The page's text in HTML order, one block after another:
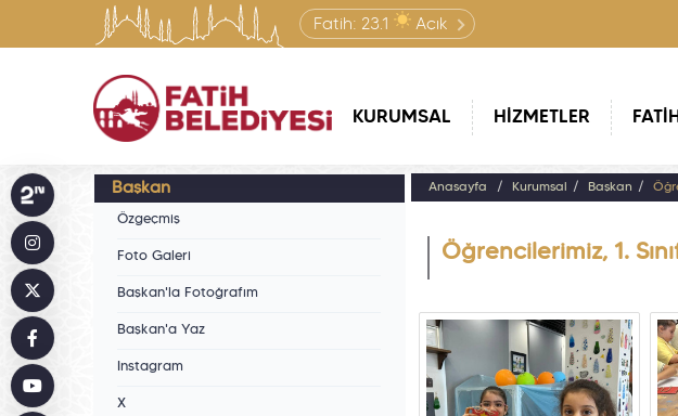
Fatih: 23.1 Açık
KURUMSAL HİZMETLER FATİH
Başkan
Özgeçmiş
Foto Galeri
Başkan'la Fotoğrafım
Başkan'a Yaz
Instagram
X
Anasayfa Kurumsal Başkan
Öğrencilerimiz, 1.